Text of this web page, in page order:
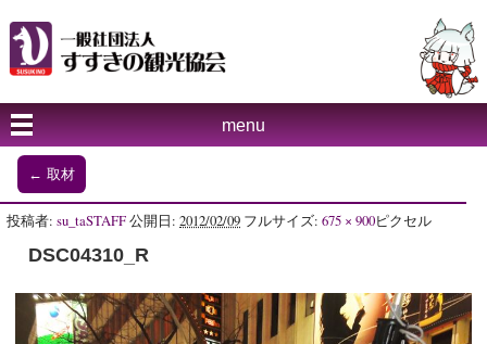
menu
← 取材
投稿者: su_taSTAFF公開日: 2012/02/09 フルサイズ:675 × 900ピクセル
DSC04310_R